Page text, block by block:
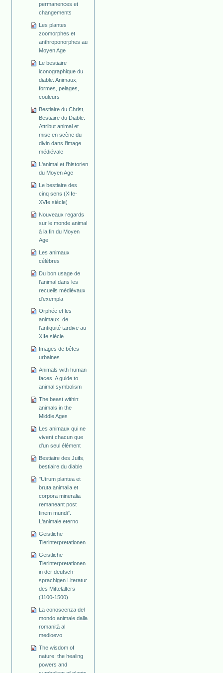
permanences et
changements
Les plantes
zoomorphes et
anthroponorphes au
Moyen Age
Le bestiaire
iconographique du
diable. Animaux,
formes, pelages,
couleurs
Bestiaire du Christ,
Bestiaire du Diable.
Attribut animal et
mise en scène du
divin dans l'image
médiévale
L'animal et l'historien
du Moyen Age
Le bestiaire des
cinq sens (XIIe-
XVIe siècle)
Nouveaux regards
sur le monde animal
à la fin du Moyen
Age
Les animaux
célèbres
Du bon usage de
l'animal dans les
recueils médiévaux
d'exempla
Orphée et les
animaux, de
l'antiquité tardive au
XIIe siècle
Images de bêtes
urbaines
Animals with human
faces. A guide to
animal symbolism
The beast within:
animals in the
Middle Ages
Les animaux qui ne
vivent chacun que
d'un seul élément
Bestiaire des Juifs,
bestiaire du diable
"Utrum plantea et
bruta animalia et
corpora mineralia
remaneant post
finem mundi".
L'animale eterno
Geistliche
Tierinterpretationen
Geistliche
Tierinterpretationen
in der deutsch-
sprachigen Literatur
des Mittelalters
(1100-1500)
La conoscenza del
mondo animale dalla
romanità al
medioevo
The wisdom of
nature: the healing
powers and